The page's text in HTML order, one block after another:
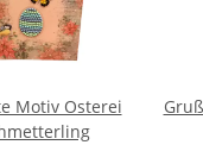
Motiv Osterei